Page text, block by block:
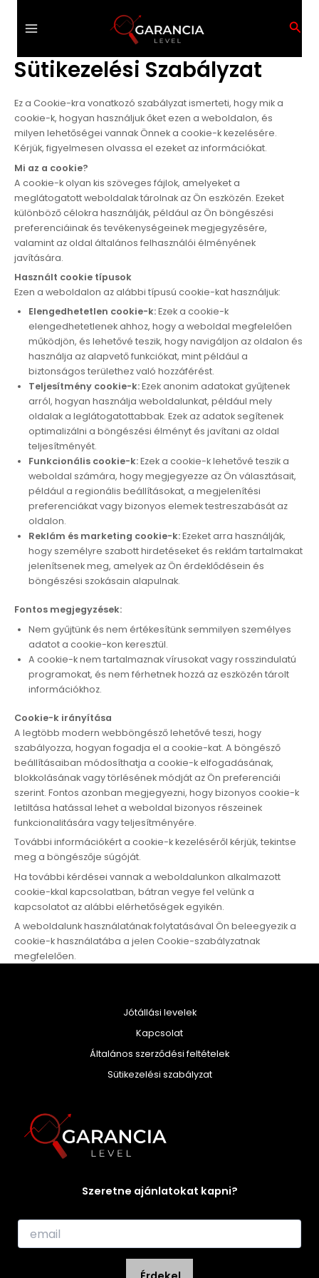
contentMenu
Sütikezelési Szabályzat
Ez a Cookie-kra vonatkozó szabályzat ismerteti, hogy mik a
cookie-k, hogyan használjuk őket ezen a weboldalon, és
milyen lehetőségei vannak Önnek a cookie-k kezelésére.
Kérjük, figyelmesen olvassa el ezeket az információkat.
Mi az a cookie?
A cookie-k olyan kis szöveges fájlok, amelyeket a
meglátogatott weboldalak tárolnak az Ön eszközén. Ezeket
különböző célokra használják, például az Ön böngészési
preferenciáinak és tevékenységeinek megjegyzésére,
valamint az oldal általános felhasználói élményének
javítására.
Használt cookie típusok
Ezen a weboldalon az alábbi típusú cookie-kat használjuk:
Elengedhetetlen cookie-k:Ezek a cookie-k
elengedhetetlenek ahhoz, hogy a weboldal megfelelően
működjön, és lehetővé teszik, hogy navigáljon az oldalon és
használja az alapvető funkciókat, mint például a
biztonságos területhez való hozzáférést.
Teljesítmény cookie-k:Ezek anonim adatokat gyűjtenek
arról, hogyan használja weboldalunkat, például mely
oldalak a leglátogatottabbak. Ezek az adatok segítenek
optimalizálni a böngészési élményt és javítani az oldal
teljesítményét.
Funkcionális cookie-k:Ezek a cookie-k lehetővé teszik a
weboldal számára, hogy megjegyezze az Ön választásait,
például a regionális beállításokat, a megjelenítési
preferenciákat vagy bizonyos elemek testreszabását az
oldalon.
Reklám és marketing cookie-k:Ezeket arra használják,
hogy személyre szabott hirdetéseket és reklám tartalmakat
jelenítsenek meg, amelyek az Ön érdeklődésein és
böngészési szokásain alapulnak.
Fontos megjegyzések:
Nem gyűjtünk és nem értékesítünk semmilyen személyes
adatot a cookie-kon keresztül.
A cookie-k nem tartalmaznak vírusokat vagy rosszindulatú
programokat, és nem férhetnek hozzá az eszközén tárolt
információkhoz.
Cookie-k irányítása
A legtöbb modern webböngésző lehetővé teszi, hogy
szabályozza, hogyan fogadja el a cookie-kat. A böngésző
beállításaiban módosíthatja a cookie-k elfogadásának,
blokkolásának vagy törlésének módját az Ön preferenciái
szerint. Fontos azonban megjegyezni, hogy bizonyos cookie-k
letiltása hatással lehet a weboldal bizonyos részeinek
funkcionalitására vagy teljesítményére.
További információkért a cookie-k kezeléséről kérjük, tekintse
meg a böngészője súgóját.
Ha további kérdései vannak a weboldalunkon alkalmazott
cookie-kkal kapcsolatban, bátran vegye fel velünk a
kapcsolatot az alábbi elérhetőségek egyikén.
A weboldalunk használatának folytatásával Ön beleegyezik a
cookie-k használatába a jelen Cookie-szabályzatnak
megfelelően.
Jótállási levelek
Kapcsolat
Általános szerződési feltételek
Sütikezelési szabályzat
Szeretne ajánlatokat kapni?
E